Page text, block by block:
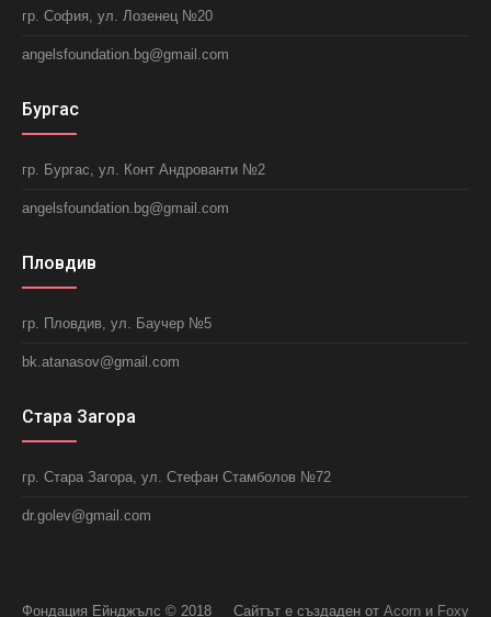
гр. София, ул. Лозенец №20
angelsfoundation.bg@gmail.com
Бургас
гр. Бургас, ул. Конт Андрованти №2
angelsfoundation.bg@gmail.com
Пловдив
гр. Пловдив, ул. Баучер №5
bk.atanasov@gmail.com
Стара Загора
гр. Стара Загора, ул. Стефан Стамболов №72
dr.golev@gmail.com
Сайтът е създаден от Acorn и Foxy
Фондация Ейнджълс © 2018